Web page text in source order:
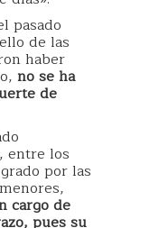
pasado
de las
haber
no se ha
de
entre los
por las
cargo de
pues su